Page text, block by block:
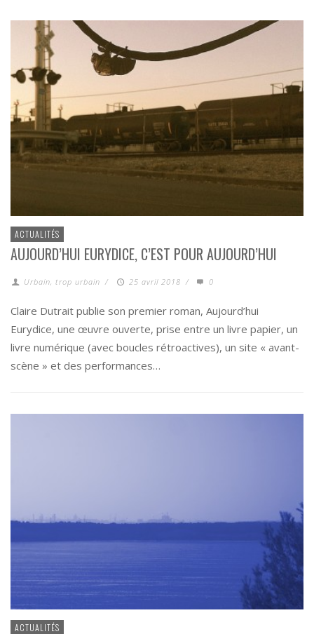
ACTUALITÉS
AUJOURD’HUI EURYDICE, C’EST POUR AUJOURD’HUI
Urbain, trop urbain / 25 avril 2018 / 0
Claire Dutrait publie son premier roman, Aujourd’hui
Eurydice, une œuvre ouverte, prise entre un livre papier, un
livre numérique (avec boucles rétroactives), un site « avant-
scène » et des performances…
ACTUALITÉS